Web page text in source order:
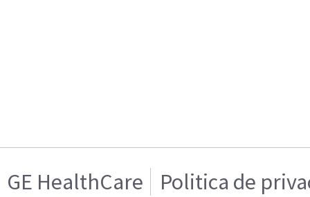
GE HealthCare Politica de